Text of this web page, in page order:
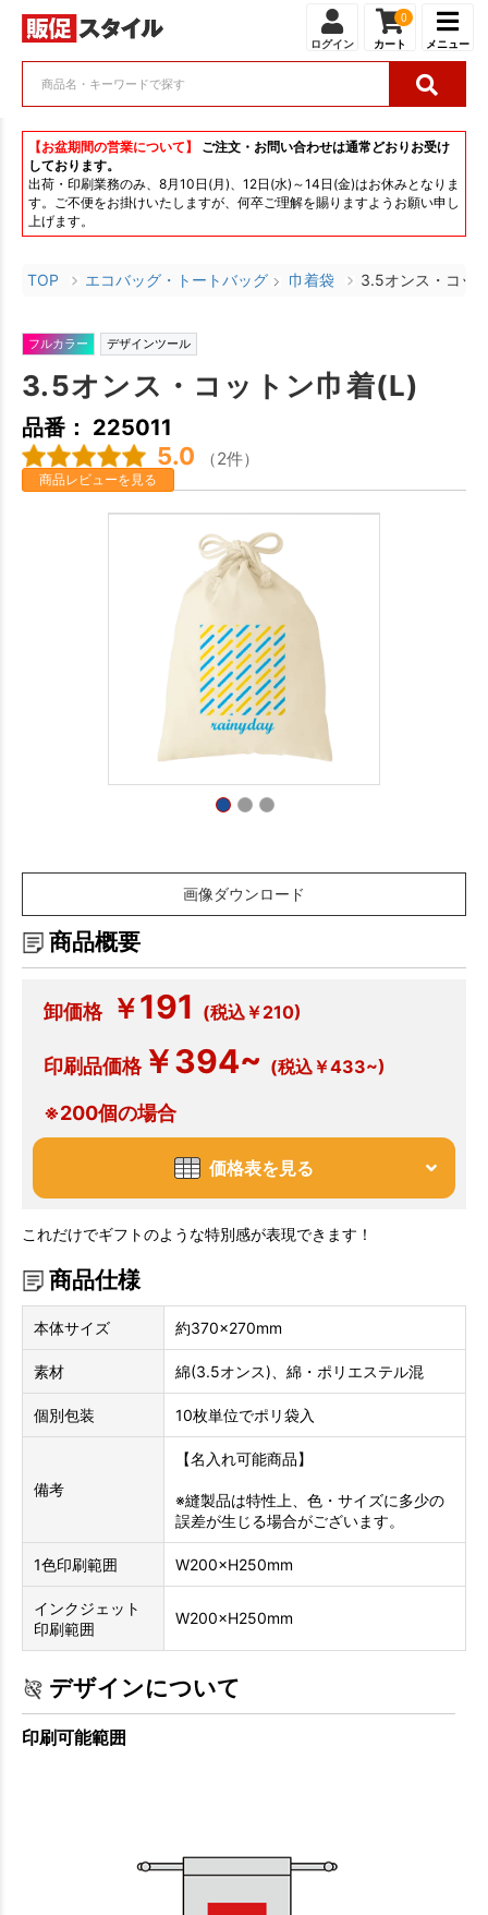
ログイン
0
カート メニュー
【お盆期間の営業について】
ご注文・お問い合わせは通常どおりお受け
しております。
出荷・印刷業務のみ、8月10日(月)、12日(水)～14日(金)はお休みとなりま
す。ご不便をお掛けいたしますが、何卒ご理解を賜りますようお願い申し
上げます。
TOP エコバッグ・トートバッグ 巾着袋 3.5オンス・コッ
フルカラー デザインツール
3.5オンス・コットン巾着(L)
品番： 225011
5.0 （2件）
商品レビューを見る
画像ダウンロード
商品概要
卸価格 ￥191 (税込￥210)
印刷品価格￥394~ (税込￥433~)
※200個の場合
価格表を見る
これだけでギフトのような特別感が表現できます！
商品仕様
本体サイズ 約370×270mm
素材 綿(3.5オンス)、綿・ポリエステル混
個別包装 10枚単位でポリ袋入
備考
【名入れ可能商品】
※縫製品は特性上、色・サイズに多少の
誤差が生じる場合がございます。
1色印刷範囲 W200×H250mm
インクジェット
印刷範囲
W200×H250mm
デザインについて
印刷可能範囲